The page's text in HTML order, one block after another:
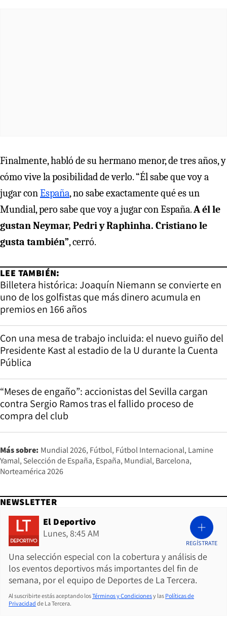
Finalmente, habló de su hermano menor, de tres años, y
cómo vive la posibilidad de verlo. “Él sabe que voy a
jugar con España, no sabe exactamente qué es un
Mundial, pero sabe que voy a jugar con España.A él le
gustan Neymar, Pedri y Raphinha. Cristiano le
gusta también”, cerró.
LEE TAMBIÉN:
Billetera histórica: Joaquín Niemann se convierte en
uno de los golfistas que más dinero acumula en
premios en 166 años
Con una mesa de trabajo incluida: el nuevo guiño del
Presidente Kast al estadio de la U durante la Cuenta
Pública
“Meses de engaño”: accionistas del Sevilla cargan
contra Sergio Ramos tras el fallido proceso de
compra del club
Más sobre: Mundial 2026 Fútbol Fútbol Internacional Lamine
Yamal Selección de España España Mundial Barcelona
Norteamérica 2026
NEWSLETTER
El Deportivo
Lunes, 8:45 AM
Una selección especial con la cobertura y análisis de
los eventos deportivos más importantes del fin de
semana, por el equipo de Deportes de La Tercera.
REGÍSTRATE
Al suscribirte estás aceptando losTérminos y Condicionesy las Políticas de
Privacidad de La Tercera.